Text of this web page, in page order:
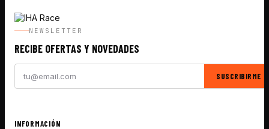
NEWSLETTER
RECIBE OFERTAS Y NOVEDADES
SUSCRIBIRME
INFORMACIÓN